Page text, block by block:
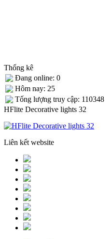
Thống kê
Đang online: 0
Hôm nay: 25
Tống lượng truy cập: 110348
HFlite Decorative lights 32
Liên kết website